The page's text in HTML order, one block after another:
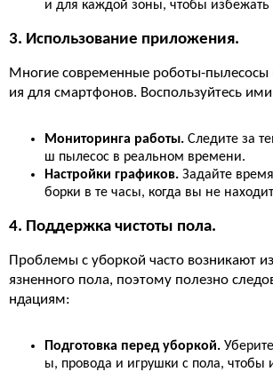
и для каждой зоны, чтобы избежать
3. Использование приложения.
Многие современные роботы-
ия для смартфонов. Воспользуйтесь
Мониторинга работы. Следите за
ш пылесос в реальном времени.
Настройки графиков. Задайте
борки в те часы, когда вы не
4. Поддержка чистоты пола.
Проблемы с уборкой часто возникают
язненного пола, поэтому полезно
ндациям:
Подготовка перед уборкой.
ы, провода и игрушки с пола, чтобы